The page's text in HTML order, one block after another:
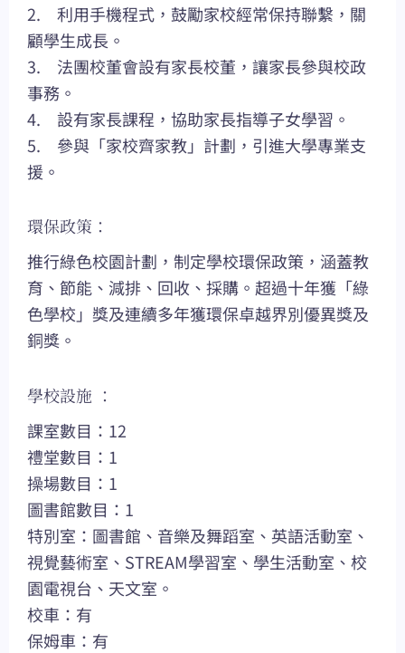
2. 利用手機程式，鼓勵家校經常保持聯繫，關
顧學生成長。
3. 法團校董會設有家長校董，讓家長參與校政
事務。
4. 設有家長課程，協助家長指導子女學習。
5. 參與「家校齊家教」計劃，引進大學專業支
援。
環保政策：
推行綠色校園計劃，制定學校環保政策，涵蓋教
育、節能、減排、回收、採購。超過十年獲「綠
色學校」獎及連續多年獲環保卓越界別優異獎及
銅獎。
學校設施 ：
課室數目：12
禮堂數目：1
操場數目：1
圖書館數目：1
特別室：圖書館、音樂及舞蹈室、英語活動室、
視覺藝術室、STREAM學習室、學生活動室、校
園電視台、天文室。
校車：有
保姆車：有